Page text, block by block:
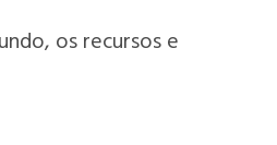
os recursos e